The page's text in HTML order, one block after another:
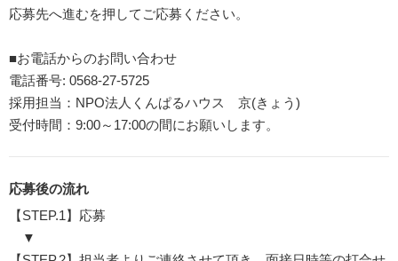
応募先へ進むを押してご応募ください。
■お電話からのお問い合わせ
電話番号: 0568-27-5725
採用担当：NPO法人くんぱるハウス 京(きょう)
受付時間：9:00～17:00の間にお願いします。
応募後の流れ
【STEP.1】応募
▼